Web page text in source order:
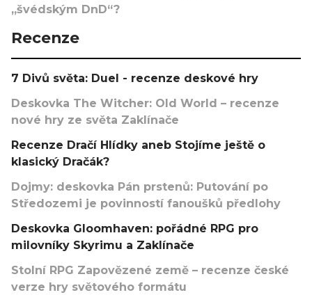
„švédským DnD“?
Recenze
7 Divů světa: Duel - recenze deskové hry
Deskovka The Witcher: Old World – recenze
nové hry ze světa Zaklínače
Recenze Dračí Hlídky aneb Stojíme ještě o
klasický Dračák?
Dojmy: deskovka Pán prstenů: Putování po
Středozemi je povinností fanoušků předlohy
Deskovka Gloomhaven: pořádné RPG pro
milovníky Skyrimu a Zaklínače
Stolní RPG Zapovězené země – recenze české
verze hry světového formátu